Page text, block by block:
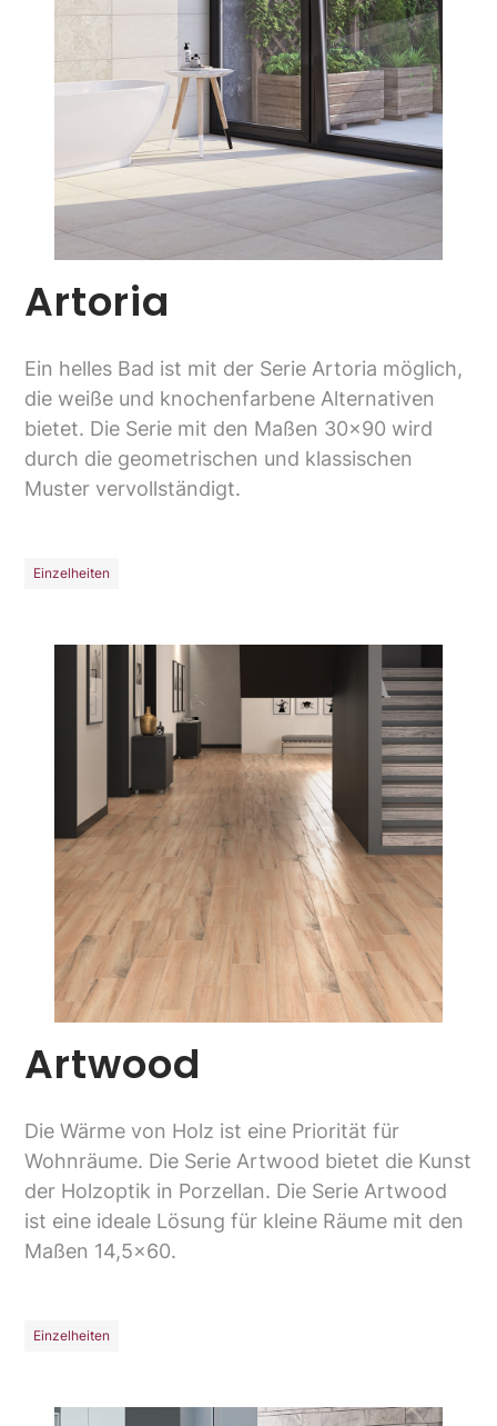
Artoria
Ein helles Bad ist mit der Serie Artoria möglich,
die weiße und knochenfarbene Alternativen
bietet. Die Serie mit den Maßen 30x90 wird
durch die geometrischen und klassischen
Muster vervollständigt.
Einzelheiten
Artwood
Die Wärme von Holz ist eine Priorität für
Wohnräume. Die Serie Artwood bietet die Kunst
der Holzoptik in Porzellan. Die Serie Artwood
ist eine ideale Lösung für kleine Räume mit den
Maßen 14,5x60.
Einzelheiten